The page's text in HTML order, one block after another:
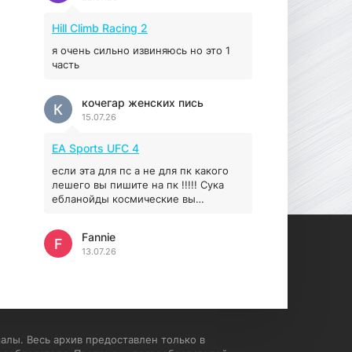
16.95 ГБ
Hill Climb Racing 2
я очень сильно извиняюсь но это 1
часть
кочегар женских пись
15.07.26
К
EA Sports UFC 4
если эта для пс а не для пк какого
лешего вы пишите на пк !!!!! Сука
ебланойды космические вы
установлением Эмулятора сука
калеки на мозг блять последней
стадии
Fannie
13.07.26
F
— быстро, горячо и честно —
Весь архив предоставлен только в